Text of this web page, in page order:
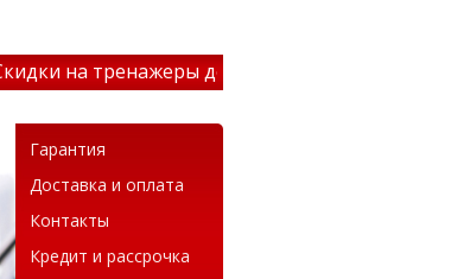
на тренажеры до 15% Звони! ✔ Бесплатная
Гарантия
Доставка и оплата
Контакты
Кредит и рассрочка